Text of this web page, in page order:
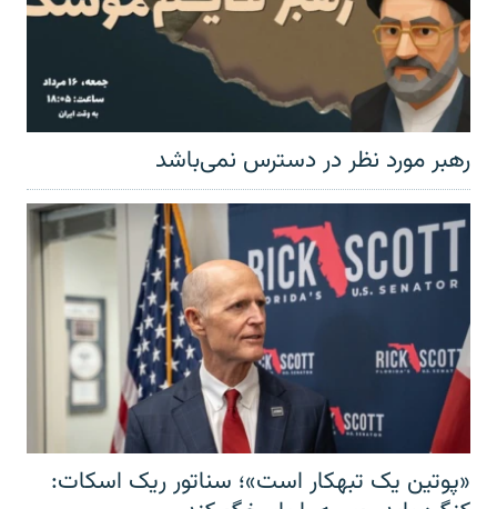
رهبر مورد نظر در دسترس نمی‌باشد
«پوتین یک تبهکار است»؛ سناتور ریک اسکات: